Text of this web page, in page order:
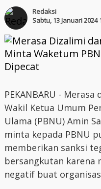
Redaksi
Sabtu, 13 Januari 2024
PEKANBARU -
Wakil Ketua Umum
Ulama (PBNU) Amin
minta kepada PBNU
memberikan sanksi
bersangkutan karena
negatif buat